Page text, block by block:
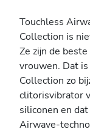
Touchless
Collection is
Ze zijn de
vrouwen. Dat
Collection zo
clitorisvibrator
siliconen en
Airwave-